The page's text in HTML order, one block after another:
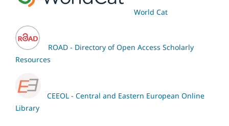
World Cat
ROAD - Directory of Open Access Scholarly
Resources
CEEOL - Central and Eastern European Online
Library